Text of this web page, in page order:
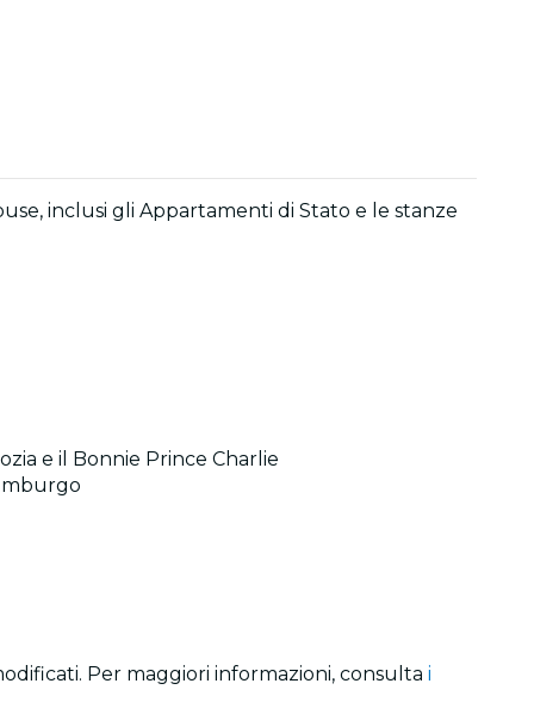
inclusi gli Appartamenti di Stato e le stanze
e il Bonnie Prince Charlie
Per maggiori informazioni, consulta i